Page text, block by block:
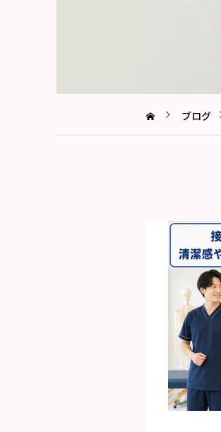
ブログ